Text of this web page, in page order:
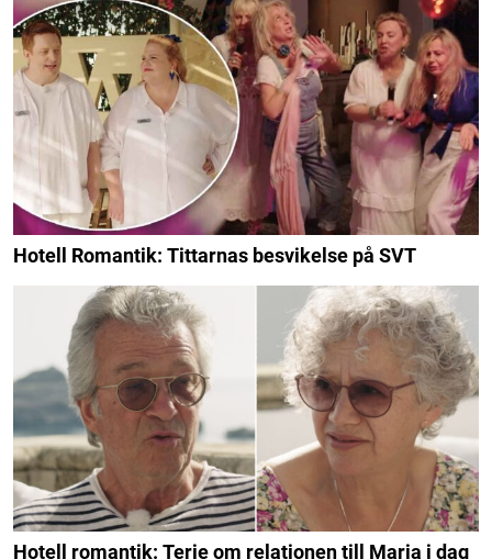
Hotell Romantik: Tittarnas besvikelse på SVT
Hotell romantik: Terje om relationen till Maria i dag